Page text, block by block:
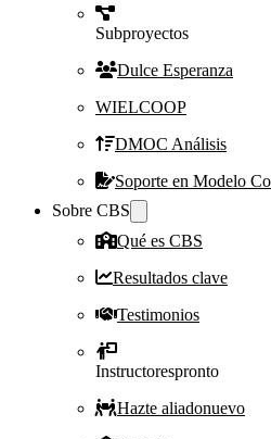
Subproyectos
Dulce Esperanza
WIELCOOP
DMOC Análisis
Soporte en Modelo
Sobre CBS
Qué es CBS
Resultados clave
Testimonios
Instructorespronto
Hazte aliadonuevo